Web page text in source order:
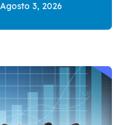
Agosto 3, 2026